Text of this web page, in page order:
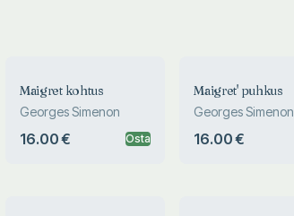
Maigret kohtus
Georges Simenon
16.00 € Osta
Maigret' puhkus
Georges Simenon
16.00 €